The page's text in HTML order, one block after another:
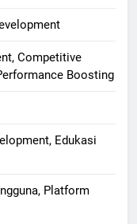
Competitive
Boosting
Edukasi
Platform